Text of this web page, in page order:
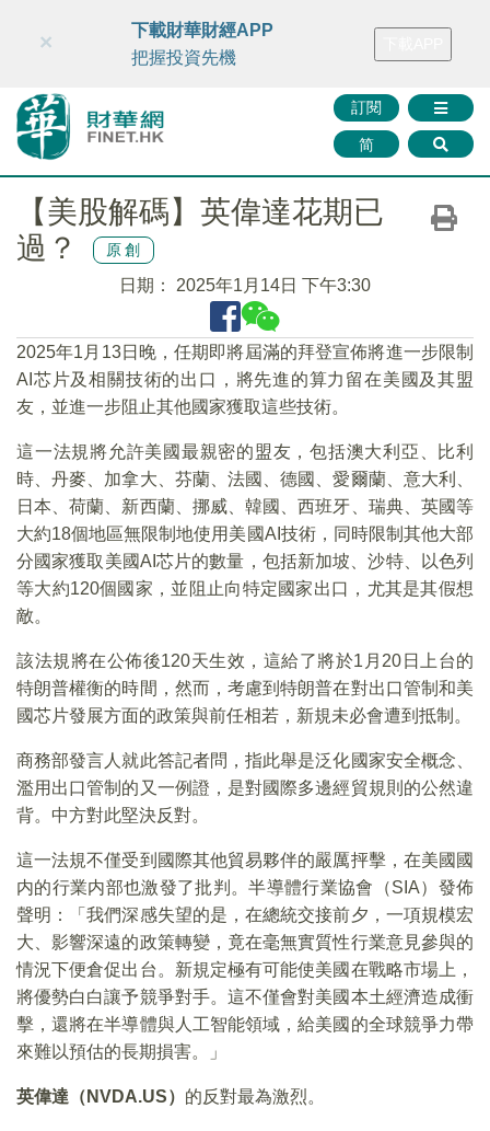
財華智庫網 FINTV FINMETA 財華證券 媒體矩陣
訂閱
简
×
下載財華財經APP
把握投資先機
【美股解碼】英偉達花期已
過？
原創
日期： 2025年1月14日 下午3:30
2025年1月13日晚，任期即將屆滿的拜登宣佈將進一步限制
AI芯片及相關技術的出口，將先進的算力留在美國及其盟
友，並進一步阻止其他國家獲取這些技術。
這一法規將允許美國最親密的盟友，包括澳大利亞、比利
時、丹麥、加拿大、芬蘭、法國、德國、愛爾蘭、意大利、
日本、荷蘭、新西蘭、挪威、韓國、西班牙、瑞典、英國等
大約18個地區無限制地使用美國AI技術，同時限制其他大部
分國家獲取美國AI芯片的數量，包括新加坡、沙特、以色列
等大約120個國家，並阻止向特定國家出口，尤其是其假想
敵。
該法規將在公佈後120天生效，這給了將於1月20日上台的
特朗普權衡的時間，然而，考慮到特朗普在對出口管制和美
國芯片發展方面的政策與前任相若，新規未必會遭到抵制。
商務部發言人就此答記者問，指此舉是泛化國家安全概念、
濫用出口管制的又一例證，是對國際多邊經貿規則的公然違
背。中方對此堅決反對。
這一法規不僅受到國際其他貿易夥伴的嚴厲抨擊，在美國國
内的行業内部也激發了批判。半導體行業協會（SIA）發佈
聲明：「我們深感失望的是，在總統交接前夕，一項規模宏
大、影響深遠的政策轉變，竟在毫無實質性行業意見參與的
情況下便倉促出台。新規定極有可能使美國在戰略市場上，
將優勢白白讓予競爭對手。這不僅會對美國本土經濟造成衝
擊，還將在半導體與人工智能領域，給美國的全球競爭力帶
來難以預估的長期損害。」
英偉達（NVDA.US） 的反對最為激烈。